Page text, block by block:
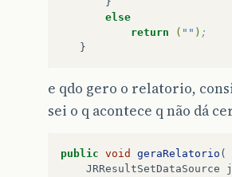
else
return
( "" ) ;
e qdo gero o relatorio,
sei o q acontece q não dá
public void geraRelatorio (
JRResultSetDataSource